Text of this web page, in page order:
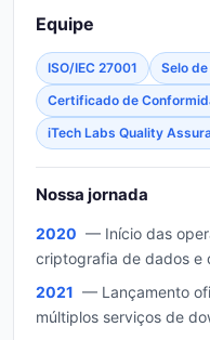
Equipe
ISO/IEC 27001
Selo
Certificado de
iTech Labs Quality
Nossa jornada
2020 — Início das
criptografia de dados e
2021 — Lançamento
múltiplos serviços de